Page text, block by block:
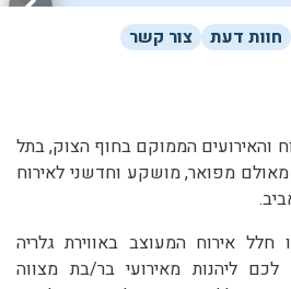
חוות דעת צור קשר
מנדרין אירועים, חלל האירוח והאירועים הממוקם בחוף הצוק, בתל
אביב, מזמין אתכם ליהנות מאולם מפואר, מושקע וחדשני לאירוח
ב-מנדרין אירועים, תמצאו חלל אירוח המעוצב באווירת גלריה
ליהנות מאירועי בר/בת מצווה